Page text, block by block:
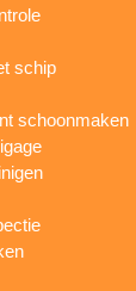
schip
schoonmaken